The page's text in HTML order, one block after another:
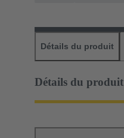
Détails du produit
Détails du produit